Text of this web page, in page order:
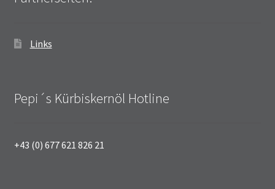
Links
Pepi´s Kürbiskernöl Hotline
+43 (0) 677 621 826 21